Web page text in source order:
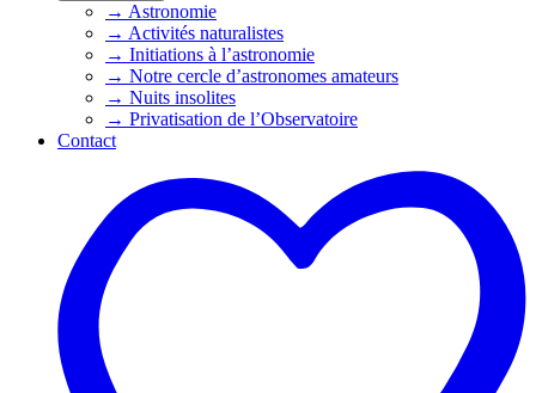
→ Astronomie
→ Activités naturalistes
→ Initiations à l’astronomie
→ Notre cercle d’astronomes amateurs
→ Nuits insolites
→ Privatisation de l’Observatoire
Contact